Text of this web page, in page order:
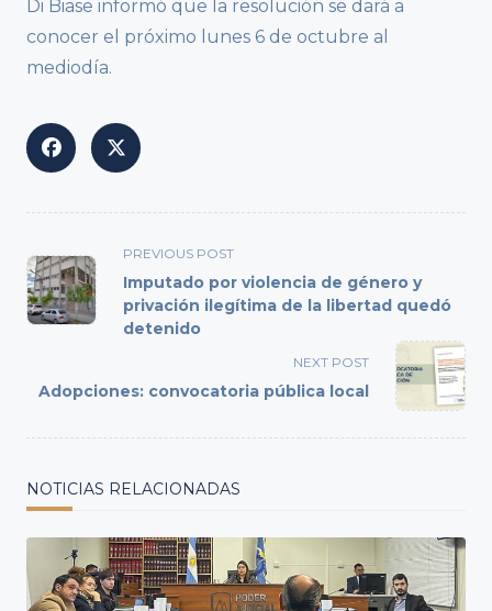
Di Biase informó que la resolución se dará a
conocer el próximo lunes 6 de octubre al
mediodía.
<span
class="nav-
subtitle
screen-
text">Page</span>
PREVIOUS POST
Imputado por violencia de género y
privación ilegítima de la libertad quedó
detenido
NEXT POST
Adopciones: convocatoria pública local
NOTICIAS RELACIONADAS